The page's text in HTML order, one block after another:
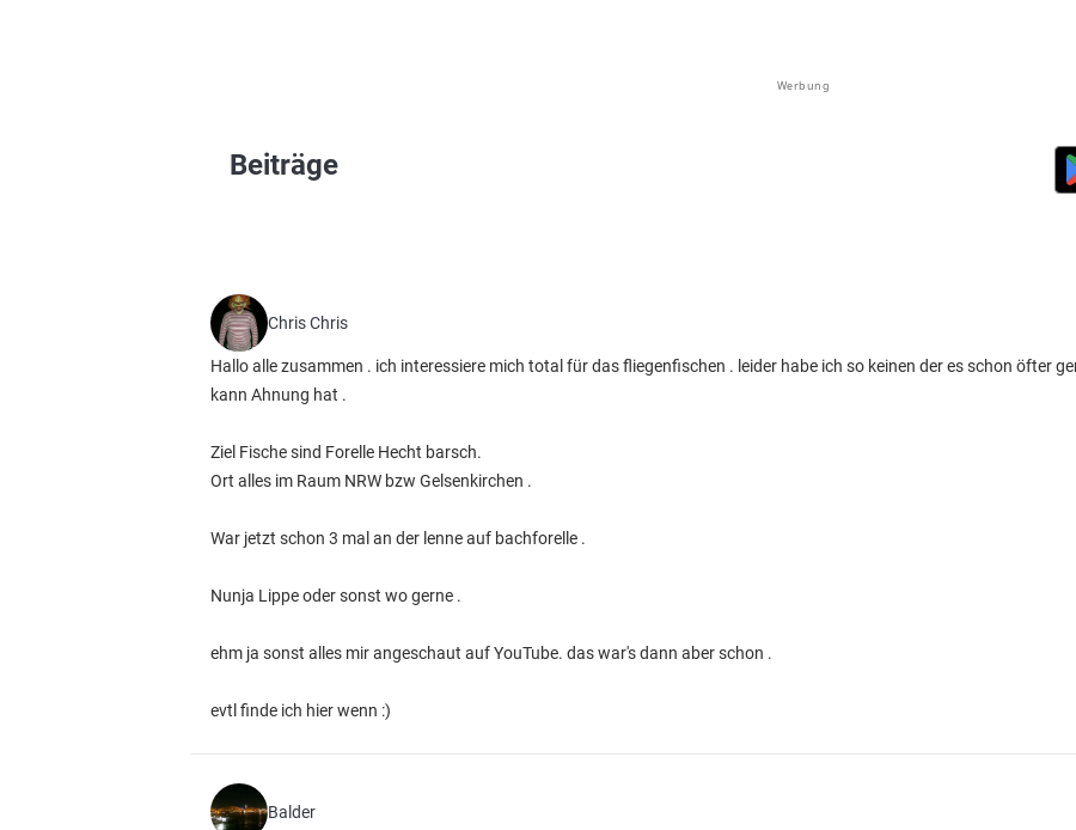
Werbung
Beiträge
Chris Chris
Hallo alle zusammen . ich interessiere mich total für das fliegenfischen . leider habe ich so keinen der es schon öfter
kann Ahnung hat .
Ziel Fische sind Forelle Hecht barsch.
Ort alles im Raum NRW bzw Gelsenkirchen .
War jetzt schon 3 mal an der lenne auf bachforelle .
Nunja Lippe oder sonst wo gerne .
ehm ja sonst alles mir angeschaut auf YouTube. das war's dann aber schon .
evtl finde ich hier wenn :)
Balder